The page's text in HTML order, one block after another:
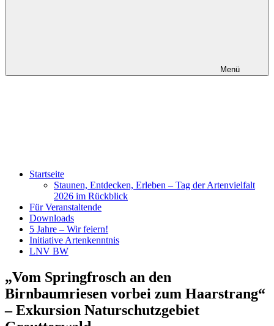
Menü
Startseite
Staunen, Entdecken, Erleben – Tag der Artenvielfalt
2026 im Rückblick
Für Veranstaltende
Downloads
5 Jahre – Wir feiern!
Initiative Artenkenntnis
LNV BW
„Vom Springfrosch an den
Birnbaumriesen vorbei zum Haarstrang“
– Exkursion Naturschutzgebiet